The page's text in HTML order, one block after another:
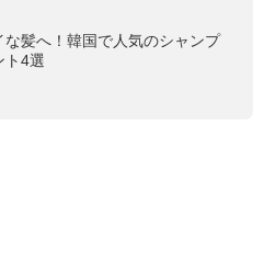
な髪へ！韓国で人気のシャンプ
ト4選